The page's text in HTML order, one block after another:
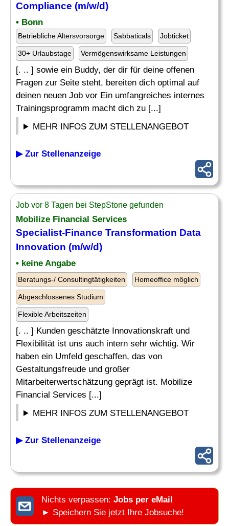
Compliance (m/w/d)
• Bonn
Betriebliche Altersvorsorge Sabbaticals Jobticket
30+ Urlaubstage Vermögenswirksame Leistungen
[. .. ] sowie ein Buddy, der dir für deine offenen
Fragen zur Seite steht, bereiten dich optimal auf
deinen neuen Job vor Ein umfangreiches internes
Trainingsprogramm macht dich zu [...]
MEHR INFOS ZUM STELLENANGEBOT
▶ Zur Stellenanzeige
Job vor 8 Tagen bei StepStone gefunden
Mobilize Financial Services
Specialist-Finance Transformation Data
Innovation (m/w/d)
• keine Angabe
Beratungs-/ Consultingtätigkeiten Homeoffice möglich
Abgeschlossenes Studium
Flexible Arbeitszeiten
[. .. ] Kunden geschätzte Innovationskraft und
Flexibilität ist uns auch intern sehr wichtig. Wir
haben ein Umfeld geschaffen, das von
Gestaltungsfreude und großer
Mitarbeiterwertschätzung geprägt ist. Mobilize
Financial Services [...]
MEHR INFOS ZUM STELLENANGEBOT
▶ Zur Stellenanzeige
Nichts verpassen: Jobs per eMail
► Speichern Sie jetzt Ihre Jobsuche!